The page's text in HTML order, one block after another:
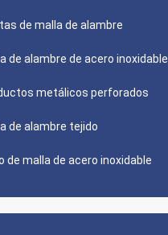
de malla de alambre
de alambre de acero inoxidable
metálicos perforados
de alambre tejido
de malla de acero inoxidable